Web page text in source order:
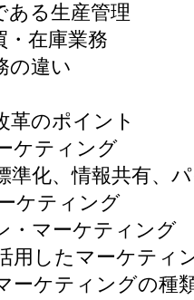
る生産管理
在庫業務
の違い
革のポイント
ケティング
、情報共有、パ
ケティング
マーケティング
用したマーケティ
ケティングの種